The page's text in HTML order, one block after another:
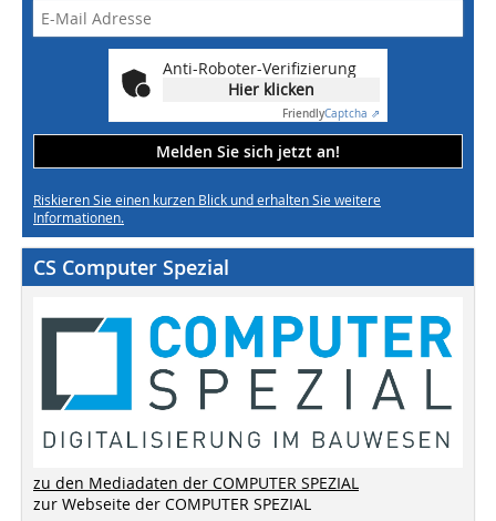
Anti-Roboter-Verifizierung
Hier klicken
FriendlyCaptcha ⇗
Melden Sie sich jetzt an!
Riskieren Sie einen kurzen Blick und erhalten Sie weitere
Informationen.
CS Computer Spezial
zu den Mediadaten der COMPUTER SPEZIAL
zur Webseite der COMPUTER SPEZIAL